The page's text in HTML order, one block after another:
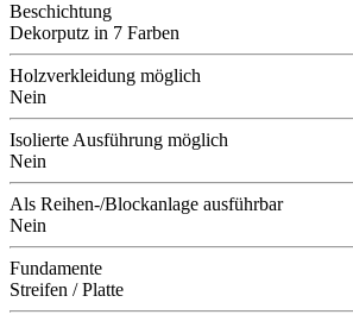
Beschichtung
Dekorputz in 7 Farben
Holzverkleidung möglich
Nein
Isolierte Ausführung möglich
Nein
Als Reihen-/Blockanlage ausführbar
Nein
Fundamente
Streifen / Platte